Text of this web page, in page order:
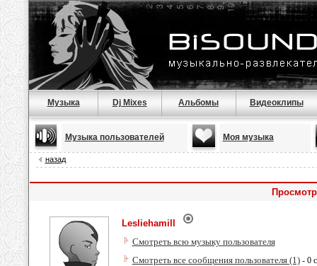
Музыка Dj Mixes Альбомы Видеоклипы
Музыка пользователей Моя музыка
назад
Lesliehamill
Смотреть всю музыку пользователя
Смотреть все сообщения пользователя (1)- 0